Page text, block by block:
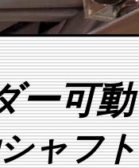
可動
ャフ